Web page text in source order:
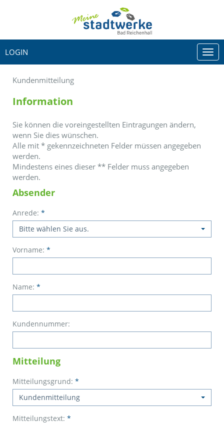
LOGIN
Kundenmitteilung
Information
Sie können die voreingestellten Eintragungen ändern,
wenn Sie dies wünschen.
Alle mit * gekennzeichneten Felder müssen angegeben
werden.
Mindestens eines dieser ** Felder muss angegeben
werden.
Absender
Anrede: *
Bitte wählen Sie aus.
Vorname: *
Name: *
Kundennummer:
Mitteilung
Mitteilungsgrund: *
Kundenmitteilung
Mitteilungstext: *